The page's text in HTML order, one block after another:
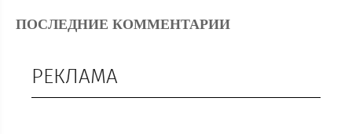
ПОСЛЕДНИЕ КОММЕНТАРИИ
РЕКЛАМА